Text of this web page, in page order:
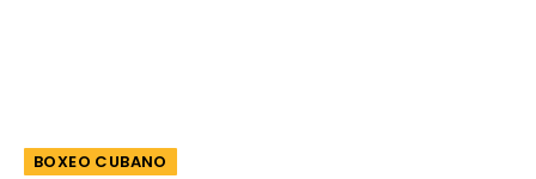
BOXEO CUBANO